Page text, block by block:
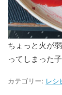
ちょっと火が
ってしまった
カテゴリー: レシ